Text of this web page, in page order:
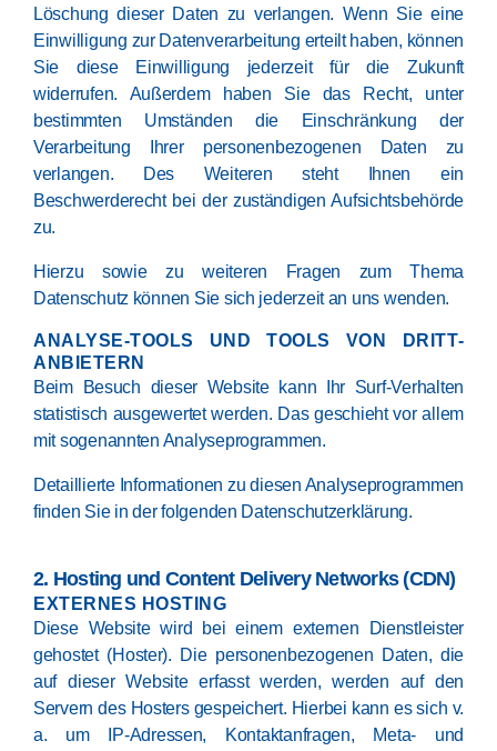
Löschung dieser Daten zu verlangen. Wenn Sie eine
Einwilligung zur Datenverarbeitung erteilt haben, können
Sie diese Einwilligung jederzeit für die Zukunft
widerrufen. Außerdem haben Sie das Recht, unter
bestimmten Umständen die Einschränkung der
Verarbeitung Ihrer personenbezogenen Daten zu
verlangen. Des Weiteren steht Ihnen ein
Beschwerderecht bei der zuständigen Aufsichtsbehörde
zu.
Hierzu sowie zu weiteren Fragen zum Thema
Datenschutz können Sie sich jederzeit an uns wenden.
ANALYSE-TOOLS UND TOOLS VON DRITT­
ANBIETERN
Beim Besuch dieser Website kann Ihr Surf-Verhalten
statistisch ausgewertet werden. Das geschieht vor allem
mit sogenannten Analyseprogrammen.
Detaillierte Informationen zu diesen Analyseprogrammen
finden Sie in der folgenden Datenschutzerklärung.
2. Hosting und Content Delivery Networks (CDN)
EXTERNES HOSTING
Diese Website wird bei einem externen Dienstleister
gehostet (Hoster). Die personenbezogenen Daten, die
auf dieser Website erfasst werden, werden auf den
Servern des Hosters gespeichert. Hierbei kann es sich v.
a. um IP-Adressen, Kontaktanfragen, Meta- und